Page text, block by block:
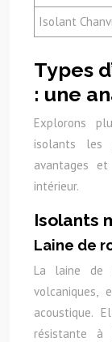
Isolant
Types
: une
Explorons
isolants les
avantages
intérieur.
Isolants
Laine de
La laine de
acoustique.
résistante à